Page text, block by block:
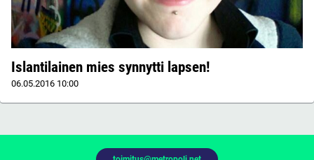
Islantilainen mies synnytti lapsen!
06.05.2016 10:00